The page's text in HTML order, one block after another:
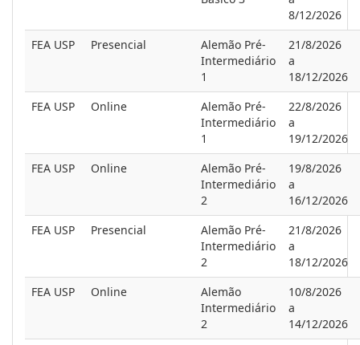
8/12/2026
FEA USP
Presencial
Alemão Pré-
Intermediário
1
21/8/2026
a
18/12/2026
FEA USP
Online
Alemão Pré-
Intermediário
1
22/8/2026
a
19/12/2026
FEA USP
Online
Alemão Pré-
Intermediário
2
19/8/2026
a
16/12/2026
FEA USP
Presencial
Alemão Pré-
Intermediário
2
21/8/2026
a
18/12/2026
FEA USP
Online
Alemão
Intermediário
2
10/8/2026
a
14/12/2026